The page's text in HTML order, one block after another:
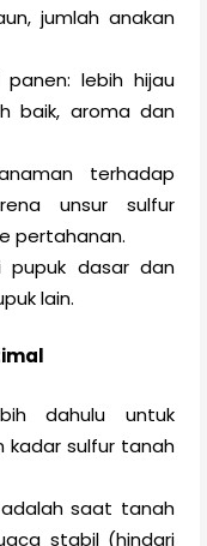
jumlah anakan
panen: lebih hijau
baik, aroma dan
terhadap
unsur sulfur
pertahanan.
pupuk dasar dan
lain.
dahulu untuk
kadar sulfur tanah
saat tanah
stabil (hindari